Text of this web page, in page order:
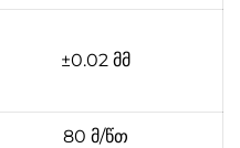
±0.02 მმ
80 მ/წთ